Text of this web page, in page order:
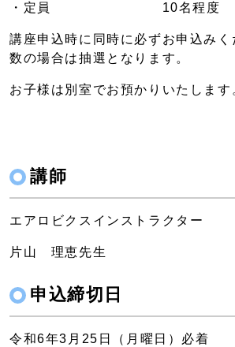
・定員 10名程度
講座申込時に同時に必ずお申込みく
数の場合は抽選となります。
お子様は別室でお預かりいたします
講師
エアロビクスインストラクター
片山 理恵先生
申込締切日
令和6年3月25日（月曜日）必着